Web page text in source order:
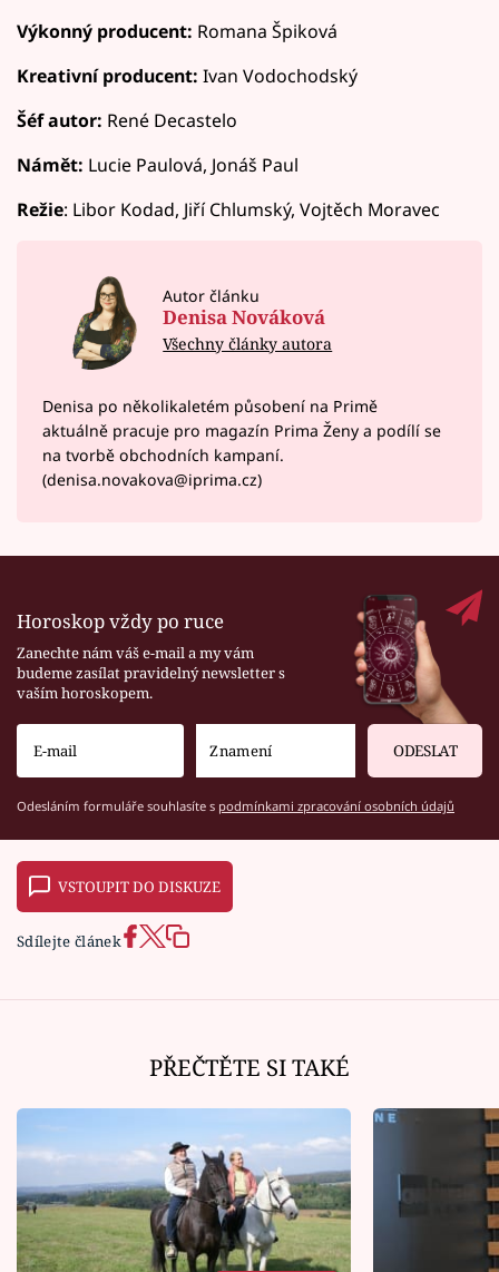
Výkonný producent: Romana Špiková
Kreativní producent: Ivan Vodochodský
Šéf autor: René Decastelo
Námět: Lucie Paulová, Jonáš Paul
Režie: Libor Kodad, Jiří Chlumský, Vojtěch Moravec
Autor článku
Denisa Nováková
Všechny články autora
Denisa po několikaletém působení na Primě
aktuálně pracuje pro magazín Prima Ženy a podílí se
na tvorbě obchodních kampaní.
(denisa.novakova@iprima.cz)
Horoskop vždy po ruce
Zanechte nám váš e-mail a my vám
budeme zasílat pravidelný newsletter s
vaším horoskopem.
ODESLAT
Odesláním formuláře souhlasíte s podmínkami zpracování osobních údajů
VSTOUPIT DO DISKUZE
Sdílejte článek
PŘEČTĚTE SI TAKÉ